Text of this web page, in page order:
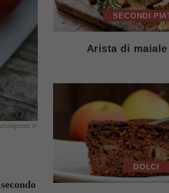
SECONDI
Arista di
DOLCI